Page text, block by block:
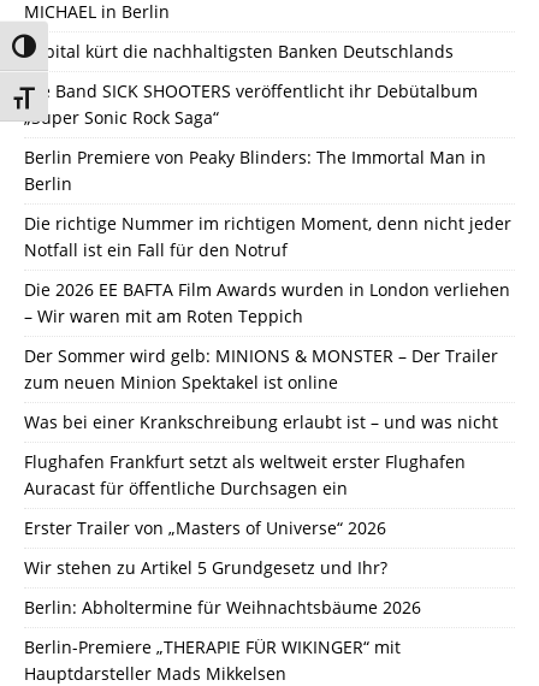
Umschalten auf hohe Kontraste
Schrift vergrößern
MICHAEL in Berlin
Capital kürt die nachhaltigsten Banken Deutschlands
Die Band SICK SHOOTERS veröffentlicht ihr Debütalbum
„Super Sonic Rock Saga“
Berlin Premiere von Peaky Blinders: The Immortal Man in
Berlin
Die richtige Nummer im richtigen Moment, denn nicht jeder
Notfall ist ein Fall für den Notruf
Die 2026 EE BAFTA Film Awards wurden in London verliehen
– Wir waren mit am Roten Teppich
Der Sommer wird gelb: MINIONS & MONSTER – Der Trailer
zum neuen Minion Spektakel ist online
Was bei einer Krankschreibung erlaubt ist – und was nicht
Flughafen Frankfurt setzt als weltweit erster Flughafen
Auracast für öffentliche Durchsagen ein
Erster Trailer von „Masters of Universe“ 2026
Wir stehen zu Artikel 5 Grundgesetz und Ihr?
Berlin: Abholtermine für Weihnachtsbäume 2026
Berlin-Premiere „THERAPIE FÜR WIKINGER“ mit
Hauptdarsteller Mads Mikkelsen